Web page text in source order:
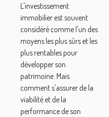
l'immobilier
L'investissement
immobilier est souvent
considéré comme l'un des
moyens les plus sûrs et les
plus rentables pour
développer son
patrimoine. Mais
comment s'assurer de la
viabilité et de la
performance de son